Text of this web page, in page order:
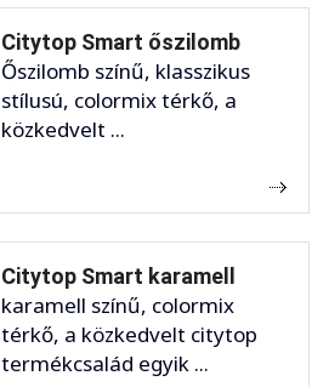
Citytop Smart őszilomb
Őszilomb színű, klasszikus
stílusú, colormix térkő, a
közkedvelt ...
Citytop Smart karamell
karamell színű, colormix
térkő, a közkedvelt citytop
termékcsalád egyik ...